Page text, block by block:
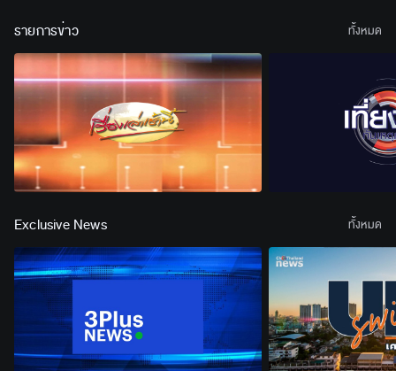
รายการข่าว ทั้งหมด
Exclusive News ทั้งหมด